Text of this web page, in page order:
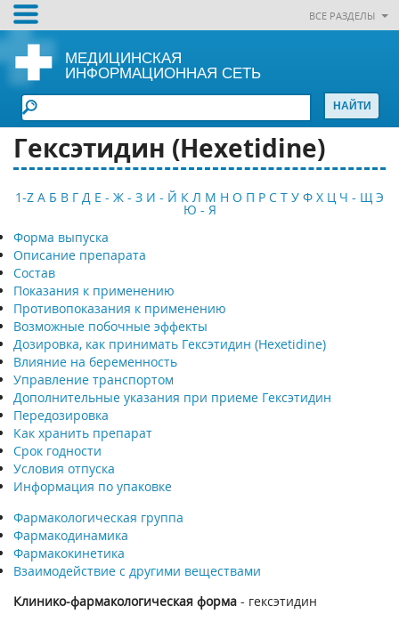
ВСЕ РАЗДЕЛЫ
МЕДИЦИНСКАЯ
ИНФОРМАЦИОННАЯ СЕТЬ
Гексэтидин (Hexetidine)
1-Z А Б В Г Д Е - Ж - З И - Й К Л М Н О П Р С Т У Ф Х Ц Ч - Щ Э
Ю - Я
Форма выпуска
Описание препарата
Состав
Показания к применению
Противопоказания к применению
Возможные побочные эффекты
Дозировка, как принимать Гексэтидин (Hexetidine)
Влияние на беременность
Управление транспортом
Дополнительные указания при приеме Гексэтидин
Передозировка
Как хранить препарат
Срок годности
Условия отпуска
Информация по упаковке
Фармакологическая группа
Фармакодинамика
Фармакокинетика
Взаимодействие с другими веществами
Клинико-фармакологическая форма - гексэтидин